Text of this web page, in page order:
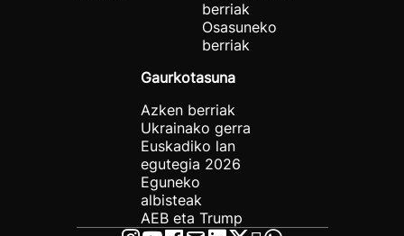
berriak
Osasuneko
berriak
Gaurkotasuna
Azken berriak
Ukrainako gerra
Euskadiko lan
egutegia 2026
Eguneko
albisteak
AEB eta Trump